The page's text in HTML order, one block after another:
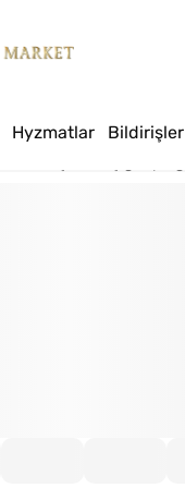
Hyzmatlar Bildirişler